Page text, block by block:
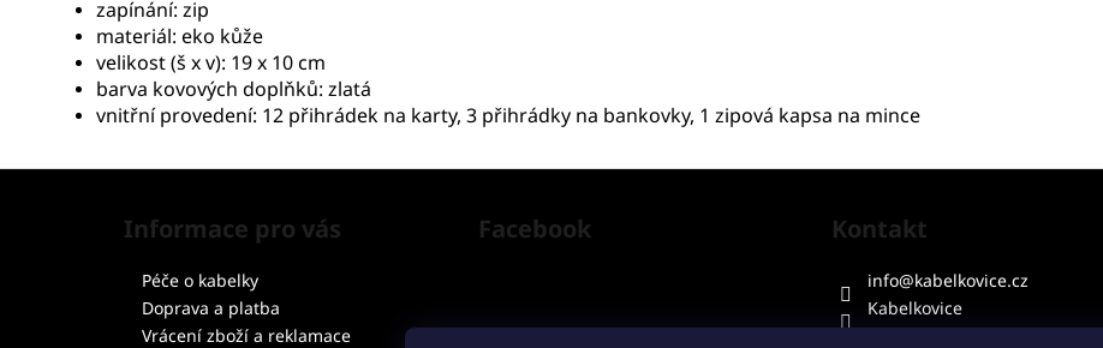
zapínání: zip
materiál: eko kůže
velikost (š x v): 19 x 10 cm
barva kovových doplňků: zlatá
vnitřní provedení: 12 přihrádek na karty, 3 přihrádky na bankovky, 1 zipová kapsa na mince
Z
Informace pro vás
Péče o kabelky
Doprava a platba
Vrácení zboží a reklamace
Facebook Kontakt
info@kabelkovice.cz
Kabelkovice